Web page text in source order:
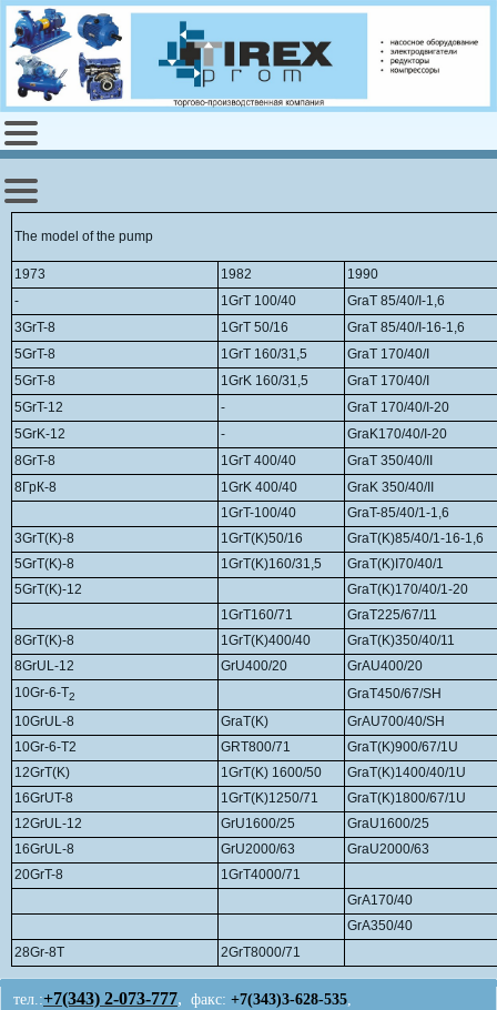
The model of the pump
1973 1982
1990
-
1GrT 100/40
GraT 85/40/I-1,6
3GrT-8
1GrT 50/16
GraT 85/40/I-16-1,6
5GrT-8
1GrT 160/31,5
GraT 170/40/I
5GrT-8
1GrK 160/31,5
GraT 170/40/I
5GrT-12
-
GraT 170/40/I-20
5GrK-12
-
GraK170/40/I-20
8GrT-8
1GrT 400/40
GraT 350/40/II
8ГрК-8
1GrK 400/40
GraK 350/40/II
1GrT-100/40
GraT-85/40/1-1,6
3GrT(K)-8
1GrT(K)50/16
GraT(K)85/40/1-16-1,6
5GrT(K)-8
1GrT(K)160/31,5
GraT(K)Ι70/40/1
5GrT(K)-12
GraT(K)170/40/1-20
1GrT160/71
GraT225/67/11
8GrT(K)-8
1GrT(K)400/40
GraT(K)350/40/11
8GrUL-12
GrU400/20
GrAU400/20
10Gr-6-T2
GraT450/67/SH
10GrUL-8
GraT(K)
GrAU700/40/SH
10Gr-6-T2
GRT800/71
GraT(K)900/67/1U
12GrT(K)
1GrT(K) 1600/50
GraT(K)1400/40/1U
16GrUT-8
1GrT(K)1250/71
GraT(K)1800/67/1U
12GrUL-12
GrU1600/25
GraU1600/25
16GrUL-8
GrU2000/63
GraU2000/63
20GrT-8
1GrT4000/71
GrA170/40
GrA350/40
28Gr-8Т
2GrT8000/71
тел.:+7(343) 2-073-777, факс: +7(343)3-628-535,